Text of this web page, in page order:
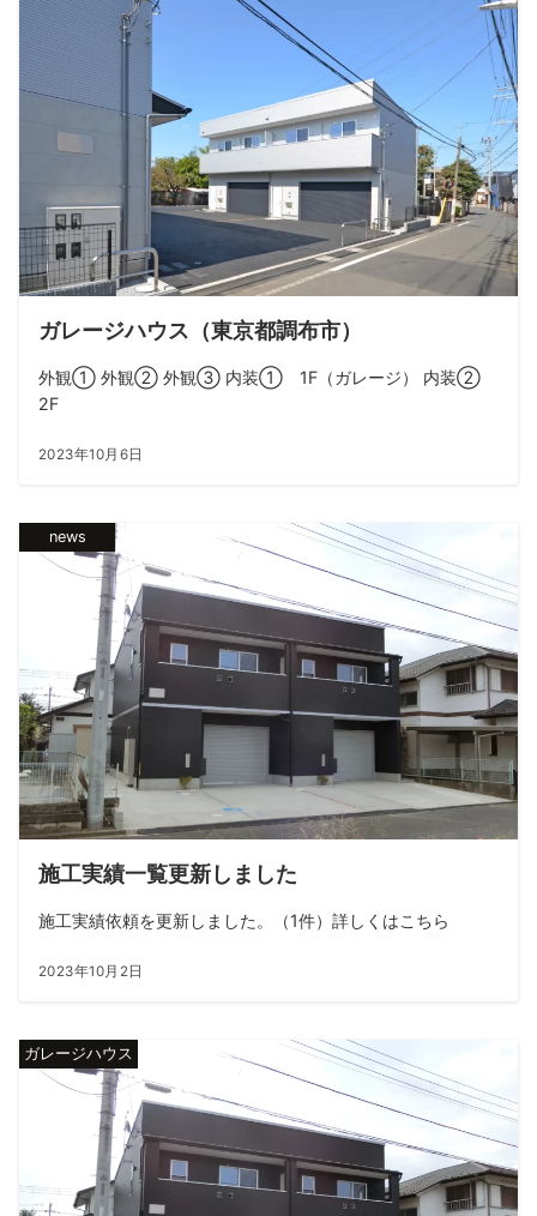
ガレージハウス（東京都調布市）
外観① 外観② 外観③ 内装① 1F（ガレージ） 内装②
2F
2023年10月6日
news
施工実績一覧更新しました
施工実績依頼を更新しました。（1件）詳しくはこちら
2023年10月2日
ガレージハウス